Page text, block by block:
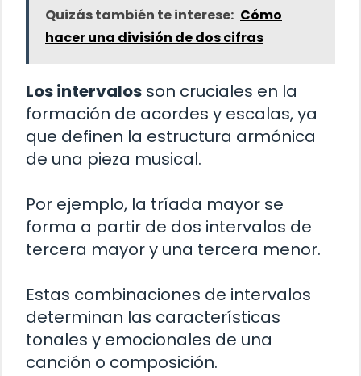
Quizás también te interese: Cómo
hacer una división de dos cifras
Los intervalos son cruciales en la
formación de acordes y escalas, ya
que definen la estructura armónica
de una pieza musical.
Por ejemplo, la tríada mayor se
forma a partir de dos intervalos de
tercera mayor y una tercera menor.
Estas combinaciones de intervalos
determinan las características
tonales y emocionales de una
canción o composición.